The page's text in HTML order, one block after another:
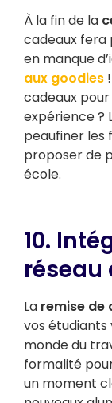
À la fin de la
cadeaux fera
en manque
aux goodies
cadeaux
expérience ?
peaufiner les
proposer de
école.
10.
réseau
La remise de
vos étudiants
monde du
formalité
un moment